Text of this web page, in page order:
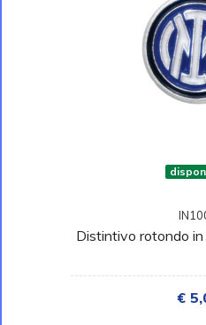
Distintivo rotondo in
€